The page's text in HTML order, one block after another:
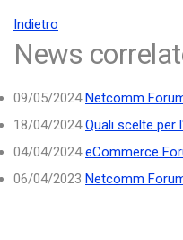
Indietro
News
09/05/2024 Netcomm
18/04/2024 Quali scelte per
04/04/2024 eCommerce
06/04/2023 Netcomm